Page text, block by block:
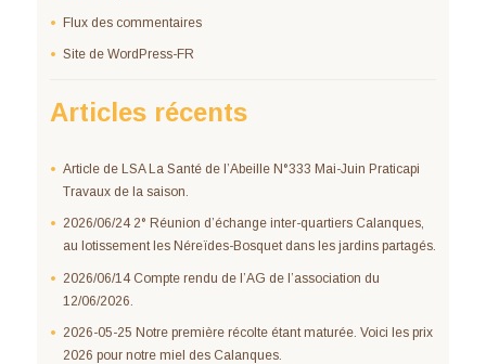
Flux des commentaires
Site de WordPress-FR
Articles récents
Article de LSA La Santé de l’Abeille N°333 Mai-Juin Praticapi
Travaux de la saison.
2026/06/24 2° Réunion d’échange inter-quartiers Calanques,
au lotissement les Néreïdes-Bosquet dans les jardins partagés.
2026/06/14 Compte rendu de l’AG de l’association du
12/06/2026.
2026-05-25 Notre première récolte étant maturée. Voici les prix
2026 pour notre miel des Calanques.